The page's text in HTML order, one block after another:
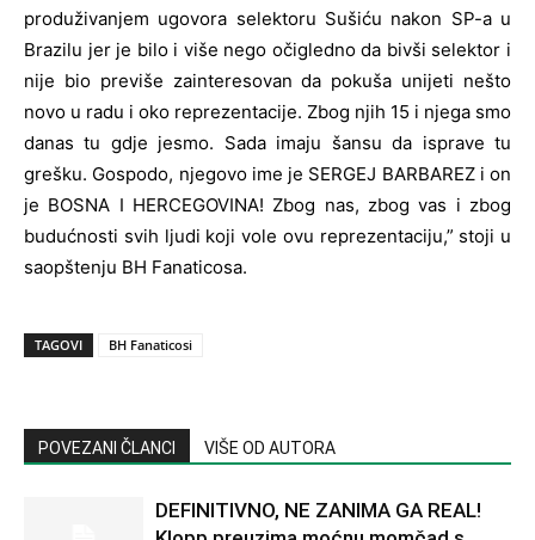
produživanjem ugovora selektoru Sušiću nakon SP-a u
Brazilu jer je bilo i više nego očigledno da bivši selektor i
nije bio previše zainteresovan da pokuša unijeti nešto
novo u radu i oko reprezentacije. Zbog njih 15 i njega smo
danas tu gdje jesmo. Sada imaju šansu da isprave tu
grešku. Gospodo, njegovo ime je SERGEJ BARBAREZ i on
je BOSNA I HERCEGOVINA! Zbog nas, zbog vas i zbog
budućnosti svih ljudi koji vole ovu reprezentaciju,” stoji u
saopštenju BH Fanaticosa.
TAGOVI BH Fanaticosi
POVEZANI ČLANCI VIŠE OD AUTORA
DEFINITIVNO, NE ZANIMA GA REAL!